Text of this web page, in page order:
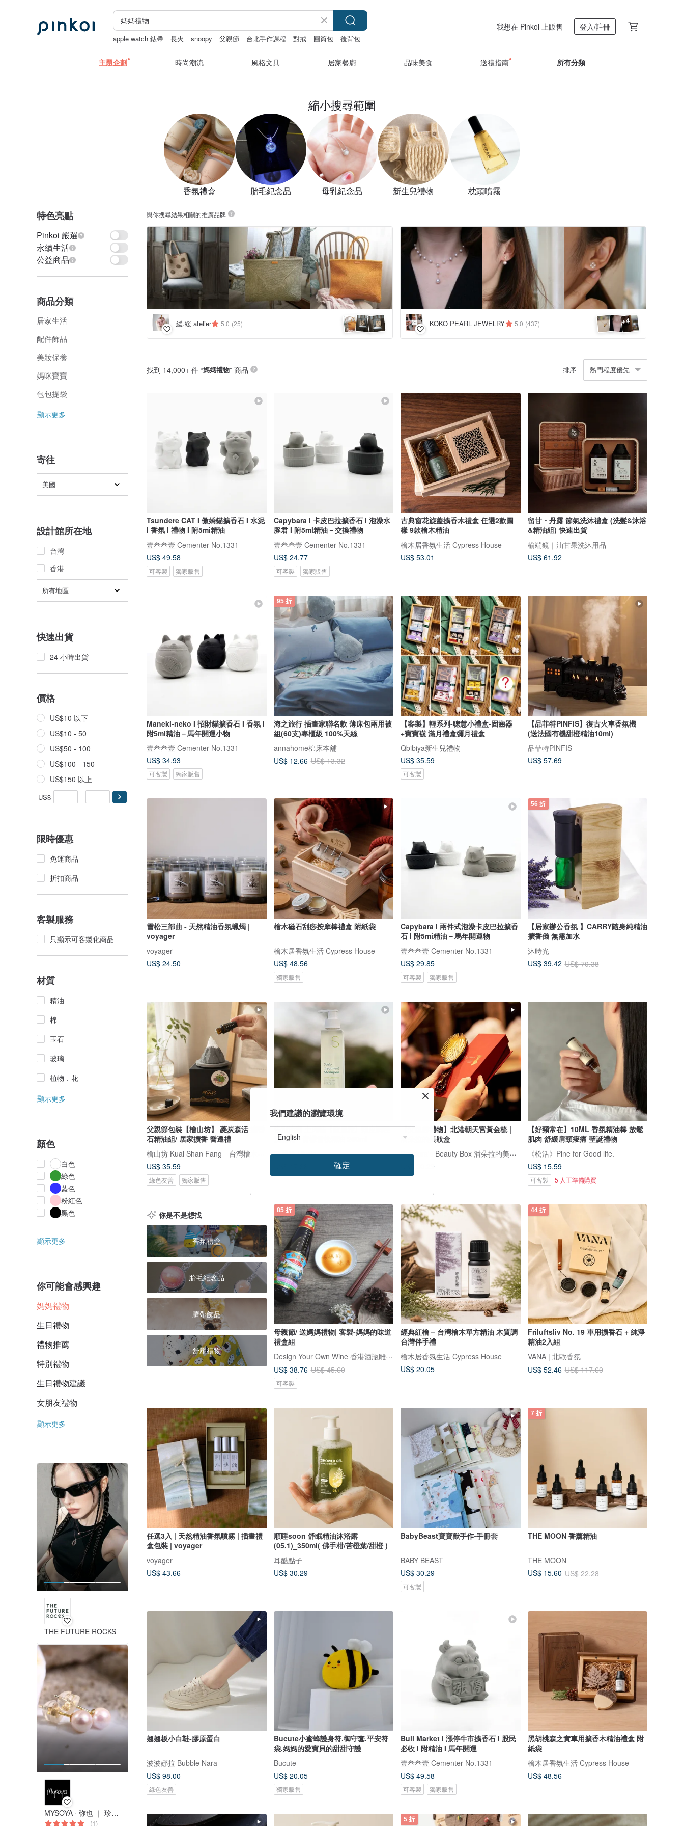
apple watch 錶帶 長夾 snoopy 父親節 台北手作課程 對戒 圓筒包 後背包
我想在 Pinkoi 上販售 登入/註冊
主題企劃 時尚潮流 風格文具 居家餐廚 品味美食 送禮指南 所有分類
縮小搜尋範圍
香氛禮盒 胎毛紀念品 母乳紀念品 新生兒禮物 枕頭噴霧
特色亮點
Pinkoi 嚴選
永續生活
公益商品
商品分類
居家生活
配件飾品
美妝保養
媽咪寶寶
包包提袋
顯示更多
寄往
美國
設計館所在地
台灣
香港
所有地區
快速出貨
24 小時出貨
價格
US$10 以下
US$10 - 50
US$50 - 100
US$100 - 150
US$150 以上
US$ -
限時優惠
免運商品
折扣商品
客製服務
只顯示可客製化商品
材質
精油
棉
玉石
玻璃
植物．花
顯示更多
顏色
白色
綠色
藍色
粉紅色
黑色
顯示更多
你可能會感興趣
媽媽禮物
生日禮物
禮物推薦
特別禮物
生日禮物建議
女朋友禮物
顯示更多
THE FUTURE ROCKS
MYSOYA · 弥也 ｜ 珍珠與寶石
(1)
與你搜尋結果相關的推廣品牌
緩.緩 atelier 5.0 (25) KOKO PEARL JEWELRY 5.0 (437) +4
找到 14,000+ 件 “媽媽禮物” 商品 排序 熱門程度優先
Tsundere CAT I 傲嬌貓擴香石 I 水泥
I 香氛 I 禮物 I 附5mi精油
壹叁叁壹 Cementer No.1331
US$ 49.58
可客製 獨家販售
Capybara I 卡皮巴拉擴香石 I 泡澡水
豚君 I 附5ml精油－交換禮物
壹叁叁壹 Cementer No.1331
US$ 24.77
可客製 獨家販售
古典窗花旋蓋擴香木禮盒 任選2款圖
樣 9款檜木精油
檜木居香氛生活 Cypress House
US$ 53.01
留甘・丹露 節氣洗沐禮盒 (洗髮&沐浴
&精油組) 快速出貨
榆端鏡｜油甘果洗沐用品
US$ 61.92
Maneki-neko I 招財貓擴香石 I 香氛 I
附5ml精油－馬年開運小物
壹叁叁壹 Cementer No.1331
US$ 34.93
可客製 獨家販售
95 折
海之旅行 插畫家聯名款 薄床包兩用被
組(60支)專櫃級 100%天絲
annahome棉床本舖
US$ 12.66 US$ 13.32
【客製】輕系列-聰慧小禮盒-固齒器
+寶寶襪 滿月禮盒彌月禮盒
Qbibiya新生兒禮物
US$ 35.59
可客製
【品菲特PINFIS】復古火車香氛機
(送法國有機甜橙精油10ml)
品菲特PINFIS
US$ 57.69
雪松三部曲 - 天然精油香氛蠟燭 |
voyager
voyager
US$ 24.50
檜木磁石刮痧按摩棒禮盒 附紙袋
檜木居香氛生活 Cypress House
US$ 48.56
獨家販售
Capybara I 兩件式泡澡卡皮巴拉擴香
石 I 附5mi精油－馬年開運物
壹叁叁壹 Cementer No.1331
US$ 29.85
可客製 獨家販售
56 折
【居家辦公香氛 】CARRY隨身純精油
擴香儀 無需加水
沐時光
US$ 39.42 US$ 70.38
父親節包裝【檜山坊】 菱炭森活 擴香
石精油組/ 居家擴香 喬遷禮
US$ 35.59
綠色友善 獨家販售
吿別油癢 土肉桂【歐麗雅】頭皮調理
洗髮精－青檬雪松精油 250ml
歐麗雅 Ulysia
【父親節禮物】北港朝天宮黃金梳 |
潘朵拉的美妝盒
Pandora's Beauty Box 潘朵拉的美妝盒
US$ 30.29
【好頸常在】10ML 香氛精油棒 放鬆
肌肉 舒緩肩頸痠痛 聖誕禮物
《松活》Pine for Good life.
US$ 15.59
可客製 5 人正準備購買
你是不是想找
香氛禮盒
胎毛紀念品
臍帶飾品
舒壓禮物
85 折
母親節/ 送媽媽禮物| 客製-媽媽的味道
禮盒組
Design Your Own Wine 香港酒瓶雕刻禮品專門店
US$ 38.76 US$ 45.60
可客製
經典紅檜 – 台灣檜木單方精油 木質調
台灣伴手禮
檜木居香氛生活 Cypress House
US$ 20.05
44 折
Friluftsliv No. 19 車用擴香石 + 純淨
精油2入組
VANA | 北歐香氛
US$ 52.46 US$ 117.60
任選3入 | 天然精油香氛噴霧 | 插畫禮
盒包裝 | voyager
voyager
US$ 43.66
順睡soon 舒眠精油沐浴露
(05.1)_350ml( 佛手柑/苦橙葉/甜橙 )
耳酷點子
US$ 30.29
BabyBeast寶寶獸手作-手冊套
BABY BEAST
US$ 30.29
可客製
7 折
THE MOON 香薰精油
THE MOON
US$ 15.60 US$ 22.28
翹翹板小白鞋-膠原蛋白
波波娜拉 Bubble Nara
US$ 98.00
綠色友善
Bucute小蜜蜂護身符.御守套.平安符
袋.媽媽的愛寶貝的甜甜守護
Bucute
US$ 20.05
獨家販售
Bull Market I 漲停牛市擴香石 I 股民
必收 I 附精油 I 馬年開運
壹叁叁壹 Cementer No.1331
US$ 49.58
可客製 獨家販售
黑胡桃森之實車用擴香木精油禮盒 附
紙袋
檜木居香氛生活 Cypress House
US$ 48.56
5 折
我們建議的瀏覽環境
確定